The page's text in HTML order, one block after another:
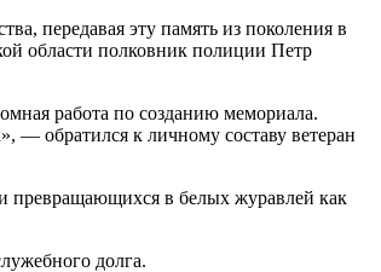
передавая эту память из поколения в
области полковник полиции Петр
работа по созданию мемориала.
— обратился к личному составу ветеран
превращающихся в белых журавлей как
долга.